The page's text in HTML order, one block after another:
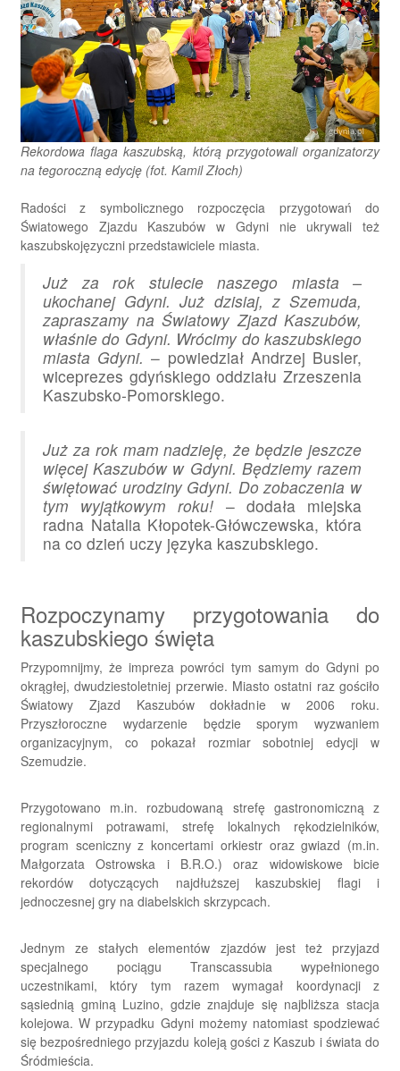
Rekordowa flaga kaszubską, którą przygotowali organizatorzy
na tegoroczną edycję (fot. Kamil Złoch)
Radości z symbolicznego rozpoczęcia przygotowań do
Światowego Zjazdu Kaszubów w Gdyni nie ukrywali też
kaszubskojęzyczni przedstawiciele miasta.
Już za rok stulecie naszego miasta –
ukochanej Gdyni. Już dzisiaj, z Szemuda,
zapraszamy na Światowy Zjazd Kaszubów,
właśnie do Gdyni. Wrócimy do kaszubskiego
miasta Gdyni. – powiedział Andrzej Busler,
wiceprezes gdyńskiego oddziału Zrzeszenia
Kaszubsko-Pomorskiego.
Już za rok mam nadzieję, że będzie jeszcze
więcej Kaszubów w Gdyni. Będziemy razem
świętować urodziny Gdyni. Do zobaczenia w
tym wyjątkowym roku! – dodała miejska
radna Natalia Kłopotek-Główczewska, która
na co dzień uczy języka kaszubskiego.
Rozpoczynamy przygotowania do
kaszubskiego święta
Przypomnijmy, że impreza powróci tym samym do Gdyni po
okrągłej, dwudziestoletniej przerwie. Miasto ostatni raz gościło
Światowy Zjazd Kaszubów dokładnie w 2006 roku.
Przyszłoroczne wydarzenie będzie sporym wyzwaniem
organizacyjnym, co pokazał rozmiar sobotniej edycji w
Szemudzie.
Przygotowano m.in. rozbudowaną strefę gastronomiczną z
regionalnymi potrawami, strefę lokalnych rękodzielników,
program sceniczny z koncertami orkiestr oraz gwiazd (m.in.
Małgorzata Ostrowska i B.R.O.) oraz widowiskowe bicie
rekordów dotyczących najdłuższej kaszubskiej flagi i
jednoczesnej gry na diabelskich skrzypcach.
Jednym ze stałych elementów zjazdów jest też przyjazd
specjalnego pociągu Transcassubia wypełnionego
uczestnikami, który tym razem wymagał koordynacji z
sąsiednią gminą Luzino, gdzie znajduje się najbliższa stacja
kolejowa. W przypadku Gdyni możemy natomiast spodziewać
się bezpośredniego przyjazdu koleją gości z Kaszub i świata do
Śródmieścia.